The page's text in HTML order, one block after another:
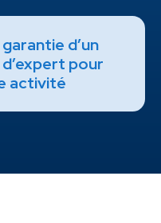
d’un
pour
activité